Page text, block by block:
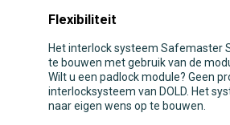
Flexibiliteit
Het interlock systeem Safemaster
te bouwen met gebruik van de
Wilt u een padlock module? Geen
interlocksysteem van DOLD. Het
naar eigen wens op te bouwen.